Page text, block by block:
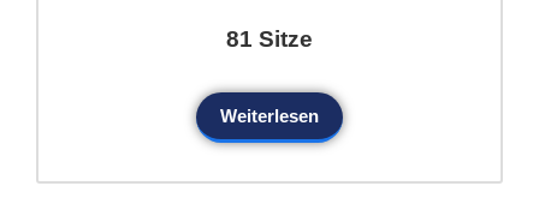
81 Sitze
Weiterlesen